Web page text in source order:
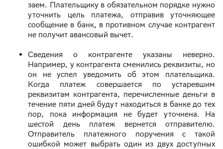
заем. Плательщику в обязательном порядке нужно
уточнить цель платежа, отправив уточняющее
сообщение в банк, в противном случае контрагент
не получит авансовый вычет.
Сведения о контрагенте указаны неверно.
Например, у контрагента сменились реквизиты, но
он не успел уведомить об этом плательщика.
Когда платеж совершается по устаревшим
реквизитам контрагента, перечисленные деньги в
течение пяти дней будут находиться в банке до тех
пор, пока информация не будет уточнена. На
шестой день платеж вернется отправителю.
Отправитель платежного поручения с такой
ошибкой может выбрать один из двух доступных